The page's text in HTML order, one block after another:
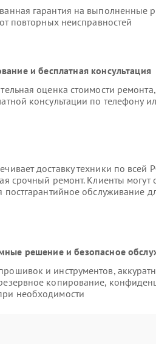
гарантия на выполненные
повторных неисправностей
и бесплатная консультация
оценка стоимости
консультации по телефону
доставку техники по всей
срочный ремонт. Клиенты могут
постгарантийное обслуживание
решение и безопасное
и инструментов,
копирование,
необходимости